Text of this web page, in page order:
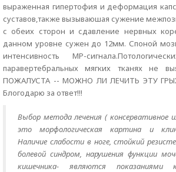
выраженная гипертофия и деформация
суставов,также вызываюшая сужение
с обеих сторон и сдавление нервных
данном уровне сужен до 12мм. Споной
интенсивность МР-
паравертебральных мягких тканях не
ПОЖАЛУСТА -- МОЖНО ЛИ ЛЕЧИТЬ ЭТУ
Блогодарю за ответ!!!
Выбор метода лечения ( консервативное
это морфологическая картина и
Наличие слабости в ноге, стойкий
болевой синдром, нарушения функции
кишечника- являются показаниями